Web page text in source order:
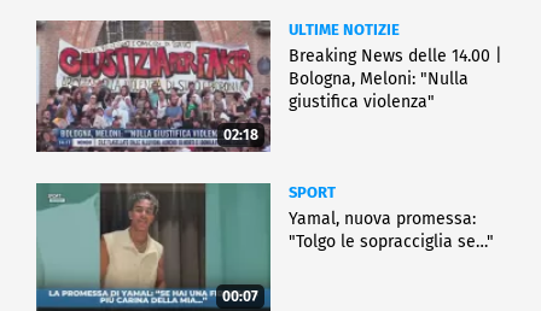
02:18
ULTIME NOTIZIE
Breaking News delle 14.00 |
Bologna, Meloni: "Nulla
giustifica violenza"
00:07
SPORT
Yamal, nuova promessa:
"Tolgo le sopracciglia se…"